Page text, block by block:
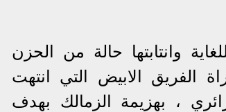
وانتابتها حالة من الحزن
الفريق الابيض التي انتهت
، بهزيمة الزمالك بهدف